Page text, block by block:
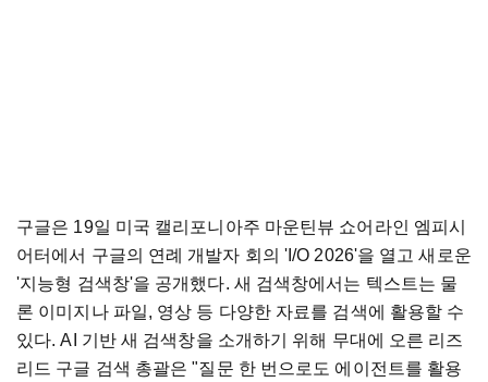
구글은 19일 미국 캘리포니아주 마운틴뷰 쇼어라인 엠피시
어터에서 구글의 연례 개발자 회의 'I/O 2026'을 열고 새로운
'지능형 검색창'을 공개했다. 새 검색창에서는 텍스트는 물
론 이미지나 파일, 영상 등 다양한 자료를 검색에 활용할 수
있다. AI 기반 새 검색창을 소개하기 위해 무대에 오른 리즈
리드 구글 검색 총괄은 "질문 한 번으로도 에이전트를 활용